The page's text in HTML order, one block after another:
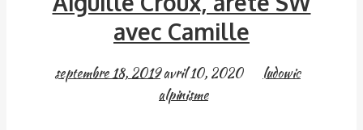
avec Camille
septembre 18, 2019avril 10, 2020
ludowic
alpinisme